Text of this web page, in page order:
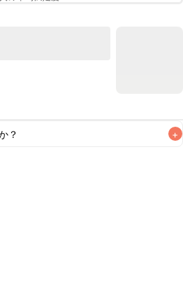
？ +
目安です。なるべくお早めにお召